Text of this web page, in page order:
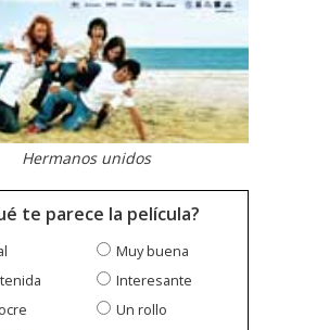
Hermanos unidos
te parece la película?
Muy buena
Interesante
Un rollo